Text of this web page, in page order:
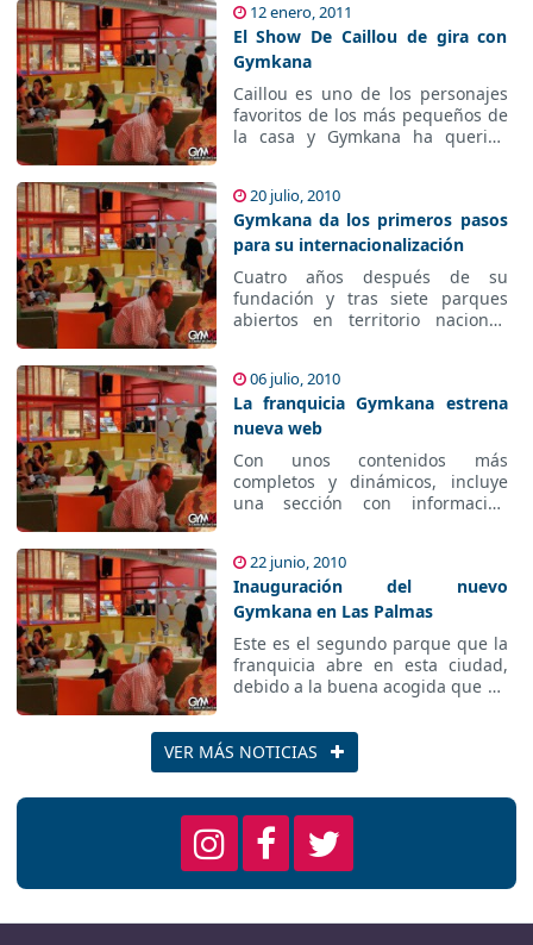
crecimiento de Gymkana”.
12 enero, 2011
El Show De Caillou de gira con
Gymkana
Caillou es uno de los personajes
favoritos de los más pequeños de
la casa y Gymkana ha querido
20 julio, 2010
Gymkana da los primeros pasos
para su internacionalización
Cuatro años después de su
fundación y tras siete parques
abiertos en territorio nacional,
y parques infantiles.
06 julio, 2010
La franquicia Gymkana estrena
nueva web
Con unos contenidos más
completos y dinámicos, incluye
una sección con información
que estén interesadas en conocer
las posibilidades y detalles de
esta forma de negocio.
22 junio, 2010
Inauguración del nuevo
Gymkana en Las Palmas
Este es el segundo parque que la
franquicia abre en esta ciudad,
debido a la buena acogida que
VER MÁS NOTICIAS